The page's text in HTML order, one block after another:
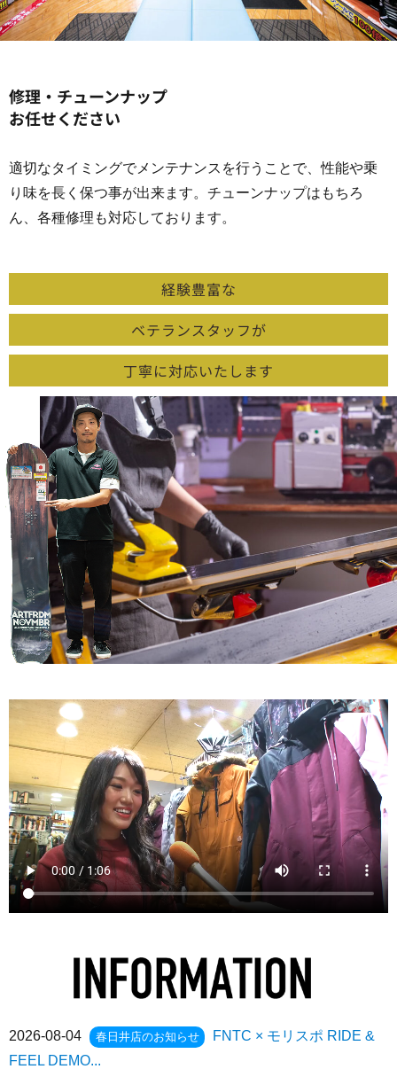
修理・チューンナップ
お任せください
適切なタイミングでメンテナンスを行うことで、性能や乗
り味を長く保つ事が出来ます。チューンナップはもちろ
ん、各種修理も対応しております。
経験豊富な
ベテランスタッフが
丁寧に対応いたします
2026-08-04 春日井店のお知らせ
FNTC × モリスポ RIDE &
FEEL DEMO...